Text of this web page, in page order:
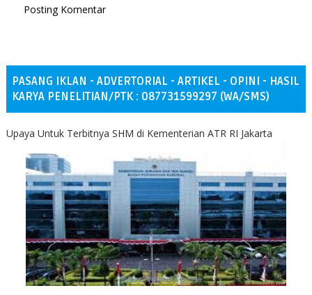
Posting Komentar
PASANG IKLAN - ADVERTORIAL - ARTIKEL - OPINI - HASIL
KARYA PENELITIAN/PTK : 087731599297 (WA/SMS)
Upaya Untuk Terbitnya SHM di Kementerian ATR RI Jakarta